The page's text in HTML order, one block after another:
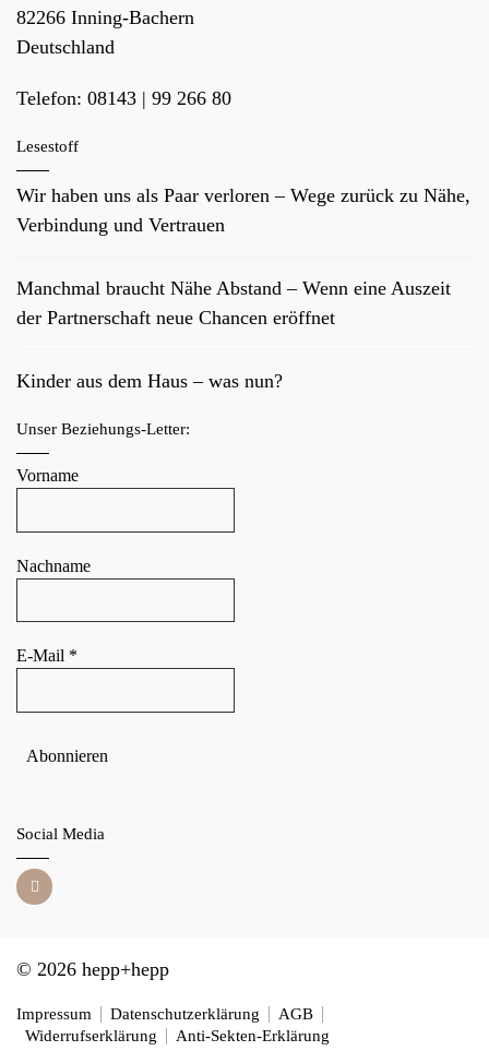
82266 Inning-Bachern
Deutschland
Telefon: 08143 | 99 266 80
Lesestoff
Wir haben uns als Paar verloren – Wege zurück zu Nähe,
Verbindung und Vertrauen
Manchmal braucht Nähe Abstand – Wenn eine Auszeit
der Partnerschaft neue Chancen eröffnet
Kinder aus dem Haus – was nun?
Unser Beziehungs-Letter:
Vorname
Nachname
E-Mail *
Social Media
© 2026 hepp+hepp
Impressum Datenschutzerklärung
AGB
Widerrufserklärung
Anti-Sekten-Erklärung